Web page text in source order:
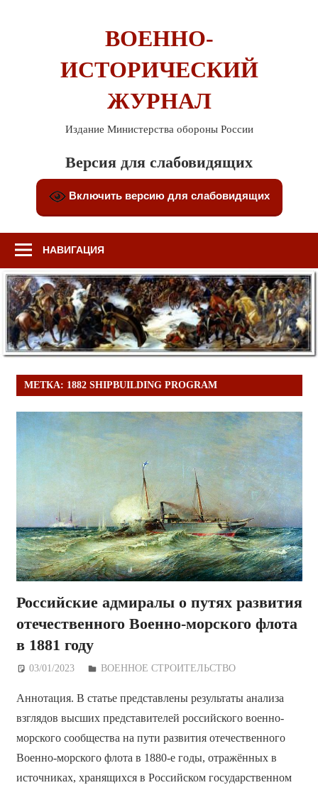
ВОЕННО-
ИСТОРИЧЕСКИЙ
ЖУРНАЛ
Издание Министерства обороны России
Версия для слабовидящих
Включить версию для слабовидящих
НАВИГАЦИЯ
МЕТКА: 1882 SHIPBUILDING PROGRAM
Российские адмиралы о путях развития
отечественного Военно-морского флота
в 1881 году
03/01/2023 Дежурный по Редакции
ВОЕННОЕ СТРОИТЕЛЬСТВО
Аннотация. В статье представлены результаты анализа
взглядов высших представителей российского военно-
морского сообщества на пути развития отечественного
Военно-морского флота в 1880-е годы, отражённых в
источниках, хранящихся в Российском государственном